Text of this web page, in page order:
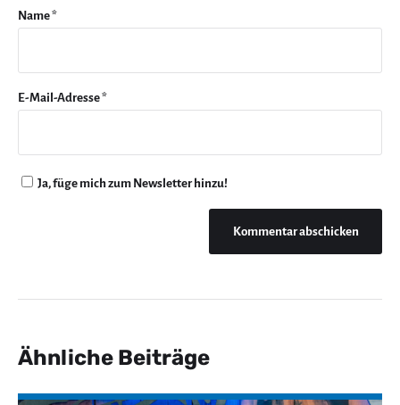
Name*
E-Mail-Adresse*
Ja, füge mich zum Newsletter hinzu!
Ähnliche Beiträge